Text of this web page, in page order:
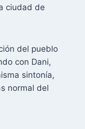
ciudad de
del pueblo
con Dani,
sintonía,
normal del